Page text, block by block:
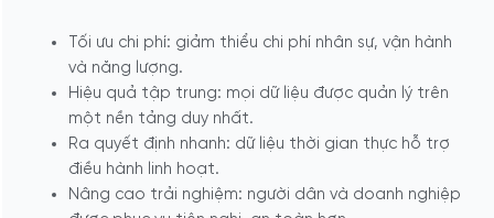
Tối ưu chi phí: giảm thiểu chi phí nhân sự, vận hành
và năng lượng.
Hiệu quả tập trung: mọi dữ liệu được quản lý trên
một nền tảng duy nhất.
Ra quyết định nhanh: dữ liệu thời gian thực hỗ trợ
điều hành linh hoạt.
Nâng cao trải nghiệm: người dân và doanh nghiệp